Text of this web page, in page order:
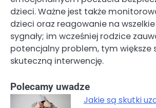
dzieci. Ważne jest także
dzieci oraz reagowanie na
sygnały; im wcześniej rodzice
potencjalny problem, tym większe
skuteczną interwencję.
Polecamy uwadze
Jakie są skutki